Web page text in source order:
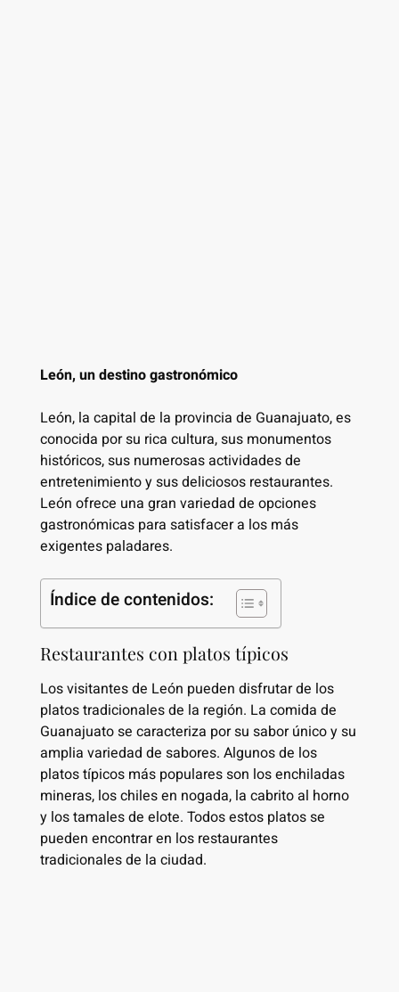
León, un destino gastronómico
León, la capital de la provincia de Guanajuato, es
conocida por su rica cultura, sus monumentos
históricos, sus numerosas actividades de
entretenimiento y sus deliciosos restaurantes.
León ofrece una gran variedad de opciones
gastronómicas para satisfacer a los más
exigentes paladares.
Índice de contenidos:
Restaurantes con platos típicos
Los visitantes de León pueden disfrutar de los
platos tradicionales de la región. La comida de
Guanajuato se caracteriza por su sabor único y su
amplia variedad de sabores. Algunos de los
platos típicos más populares son los enchiladas
mineras, los chiles en nogada, la cabrito al horno
y los tamales de elote. Todos estos platos se
pueden encontrar en los restaurantes
tradicionales de la ciudad.